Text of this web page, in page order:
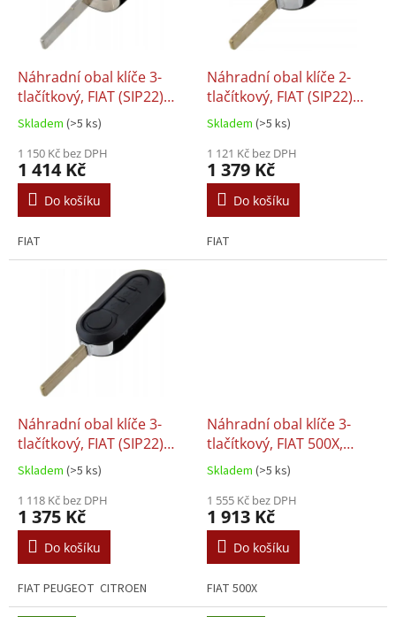
u
Náhradní obal klíče 3-
tlačítkový, FIAT (SIP22)
Frekvence 433
MHz+Transpondér
Skladem (>5 ks)
1 150 Kč bez DPH
1 414 Kč
Do košíku
FIAT
Náhradní obal klíče 2-
tlačítkový, FIAT (SIP22)
Frekvence 433 MHz +
Transpondér
Skladem (>5 ks)
1 121 Kč bez DPH
1 379 Kč
Do košíku
FIAT
Náhradní obal klíče 3-
tlačítkový, FIAT (SIP22)
Frekvence 433 MHz +
Transpondér
Skladem (>5 ks)
1 118 Kč bez DPH
1 375 Kč
Do košíku
FIAT PEUGEOT CITROEN
Náhradní obal klíče 3-
tlačítkový, FIAT 500X,
Frekvence 433 MHz +
Transpondér
Skladem (>5 ks)
1 555 Kč bez DPH
1 913 Kč
Do košíku
FIAT 500X